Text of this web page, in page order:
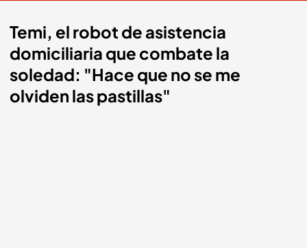
Temi, el robot de asistencia
domiciliaria que combate la
soledad: "Hace que no se me
olviden las pastillas"